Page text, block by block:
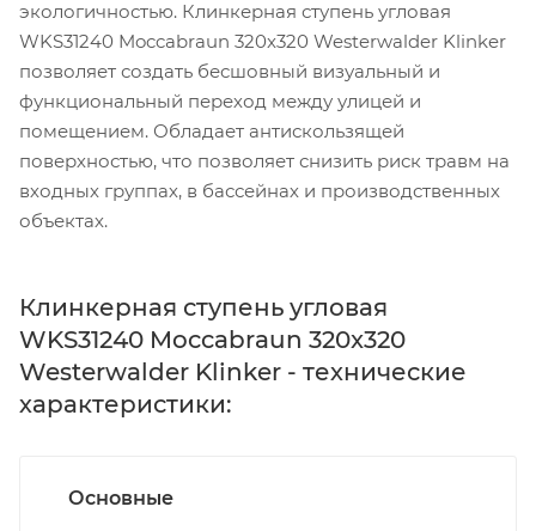
экологичностью. Клинкерная ступень угловая
WKS31240 Moccabraun 320x320 Westerwalder Klinker
позволяет создать бесшовный визуальный и
функциональный переход между улицей и
помещением. Обладает антискользящей
поверхностью, что позволяет снизить риск травм на
входных группах, в бассейнах и производственных
объектах.
Клинкерная ступень угловая
WKS31240 Moccabraun 320x320
Westerwalder Klinker - технические
характеристики:
Основные